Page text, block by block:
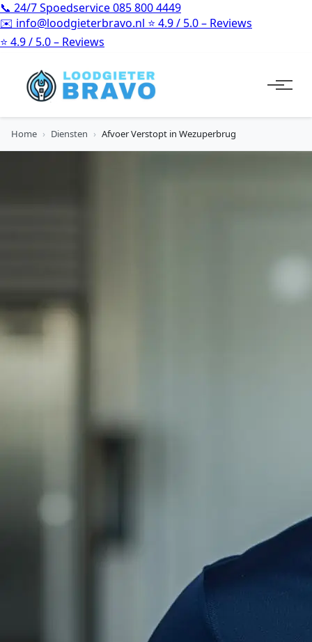
📞 24/7 Spoedservice085 800 4449
✉️ info@loodgieterbravo.nl ⭐ 4.9 / 5.0 – Reviews
⭐ 4.9 / 5.0 – Reviews
Home › Diensten › Afvoer Verstopt in Wezuperbrug